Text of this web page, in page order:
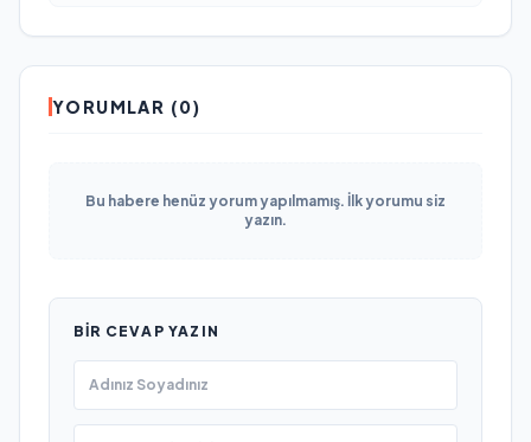
YORUMLAR (0)
Bu habere henüz yorum yapılmamış. İlk yorumu siz
yazın.
BIR CEVAP YAZIN